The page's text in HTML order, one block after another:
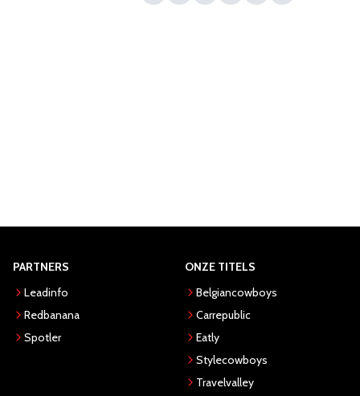
PARTNERS
Leadinfo
Redbanana
Spotler
ONZE TITELS
Belgiancowboys
Carrepublic
Eatly
Stylecowboys
Travelvalley